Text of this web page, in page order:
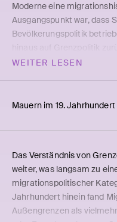
Moderne eine
Ausgangspunkt war, dass
Bevölkerungspolitik
hinaus auf Grenzpolitik
auf ihrem Territorium zu
Mauer oder dem
Umgekehrt ist die
erscheinen zu lassen und
kultureller oder nationaler
Der Zusammenhang
Migration entwickelte sich
WEITER LESEN
Mauern im 19. Jahr­hun­dert
Das Verständnis von
weiter, was langsam zu
migrationspolitischer
Jahrhundert hinein fand
Außengrenzen als